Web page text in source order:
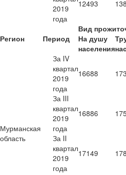
2019
года
12493
Регион Период
Вид
На душу
населения
Мурманская
область
За IV
квартал
2019
года
16688
За III
квартал
2019
года
16886
За II
квартал
2019
года
17149